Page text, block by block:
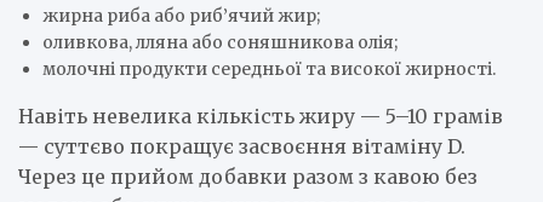
жирна риба або риб’ячий жир;
оливкова, лляна або соняшникова олія;
молочні продукти середньої та високої жирності.
Навіть невелика кількість жиру — 5–10 грамів
— суттєво покращує засвоєння вітаміну D.
Через це прийом добавки разом з кавою без